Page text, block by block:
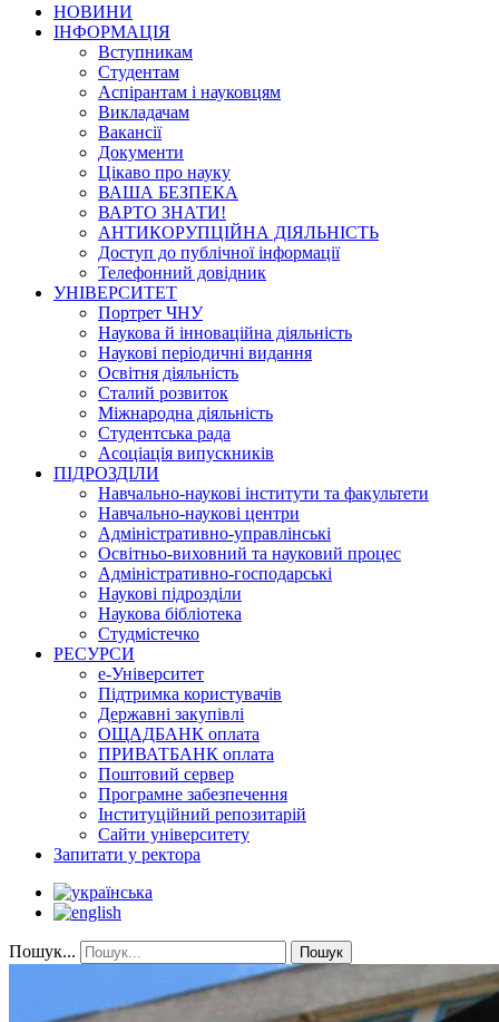
НОВИНИ
ІНФОРМАЦІЯ
Вступникам
Студентам
Аспірантам і науковцям
Викладачам
Вакансії
Документи
Цікаво про науку
ВАША БЕЗПЕКА
ВАРТО ЗНАТИ!
АНТИКОРУПЦІЙНА ДІЯЛЬНІСТЬ
Доступ до публічної інформації
Телефонний довідник
УНІВЕРСИТЕТ
Портрет ЧНУ
Наукова й інноваційна діяльність
Наукові періодичні видання
Освітня діяльність
Сталий розвиток
Міжнародна діяльність
Студентська рада
Асоціація випускників
ПІДРОЗДІЛИ
Навчально-наукові інститути та факультети
Навчально-наукові центри
Адміністративно-управлінські
Освітньо-виховний та науковий процес
Адміністративно-господарські
Наукові підрозділи
Наукова бібліотека
Студмістечко
РЕСУРСИ
е-Університет
Підтримка користувачів
Державні закупівлі
ОЩАДБАНК оплата
ПРИВАТБАНК оплата
Поштовий сервер
Програмне забезпечення
Інституційний репозитарій
Сайти університету
Запитати у ректора
Пошук... Пошук